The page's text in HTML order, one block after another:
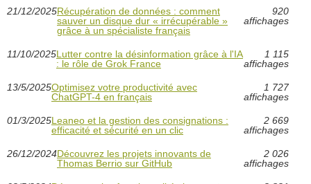
21/12/2025Récupération de données : comment
sauver un disque dur « irrécupérable »
grâce à un spécialiste français
920
affichages
11/10/2025Lutter contre la désinformation grâce à l'IA
: le rôle de Grok France
1 115
affichages
13/5/2025Optimisez votre productivité avec
ChatGPT-4 en français
1 727
affichages
01/3/2025Leaneo et la gestion des consignations :
efficacité et sécurité en un clic
2 669
affichages
26/12/2024Découvrez les projets innovants de
Thomas Berrio sur GitHub
2 026
affichages